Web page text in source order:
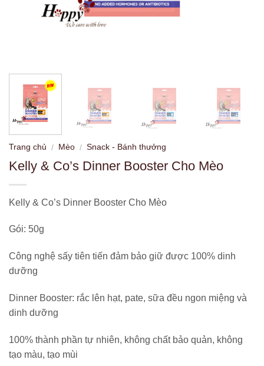
Trang chủ / Mèo / Snack - Bánh thưởng
Kelly & Co’s Dinner Booster Cho Mèo
Kelly & Co’s Dinner Booster Cho Mèo
Gói: 50g
Công nghệ sấy tiên tiến đảm bảo giữ được 100% dinh
dưỡng
Dinner Booster: rắc lên hạt, pate, sữa đều ngon miệng và
dinh dưỡng
100% thành phần tự nhiên, không chất bảo quản, không
tạo màu, tạo mùi